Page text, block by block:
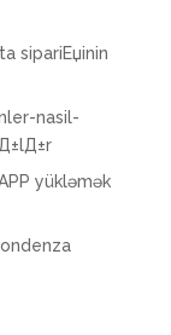
sipariЕџinin
nasil-
yükləmək